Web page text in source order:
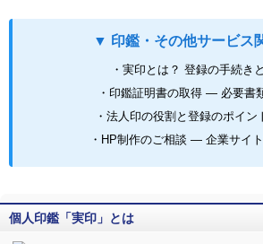
▼ 印鑑・その他サービス
・実印とは？ 登録の手続き
・印鑑証明書の取得 ― 必要書
・法人印の役割と登録のポイン
・HP制作のご相談 ― 企業サイ
個人印鑑「実印」とは